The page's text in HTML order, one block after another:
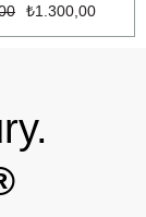
₺1.300,00